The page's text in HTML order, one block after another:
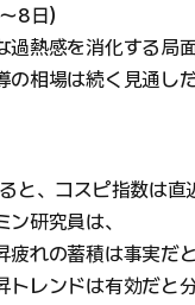
8日）
熱感を消化する局
相場は続く見通しだ
と、コスピ指数は直
研究員は、
れの蓄積は事実だ
レンドは有効だと